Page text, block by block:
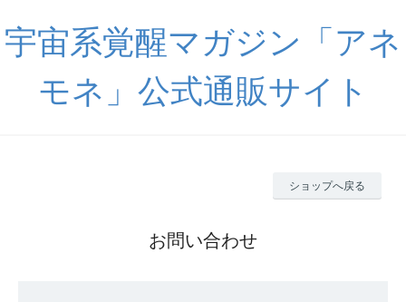
宇宙系覚醒マガジン「アネ
モネ」公式通販サイト
ショップへ戻る
お問い合わせ